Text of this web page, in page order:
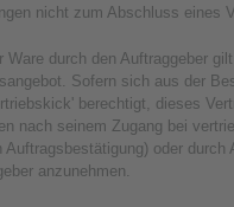
nicht zum Abschluss eines
Ware durch den Auftraggeber
Sofern sich aus der
berechtigt, dieses
nach seinem Zugang bei
oder durch
anzunehmen.